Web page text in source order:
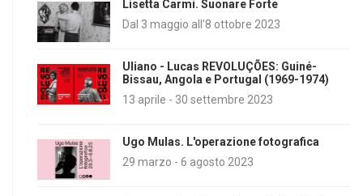
Lisetta Carmi. Suonare Forte
Dal 3 maggio all'8 ottobre 2023
Uliano - Lucas REVOLUÇÕES: Guiné-
Bissau, Angola e Portugal (1969-1974)
13 aprile - 30 settembre 2023
Ugo Mulas. L'operazione fotografica
29 marzo - 6 agosto 2023